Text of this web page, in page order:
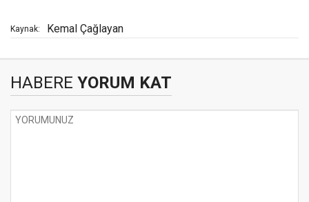
Kaynak: Kemal Çağlayan
HABERE YORUM KAT